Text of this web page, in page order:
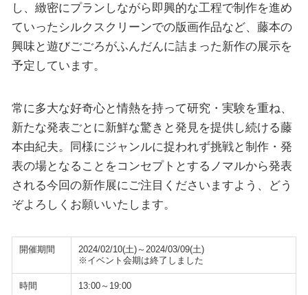
し、緻密にプランしながら即興的な工程で制作を進め
ていったシルクスクリーンでの版画作品など、藤本の
興味と遊びごごろがふんだんに詰まった新作の展示を
予定しています。
常に多大な好奇心と情熱を持って研究・実験を重ね、
新たな発表ごとに新鮮な驚きと発見を提供し続ける藤
本由紀夫。同様にジャンルに捉われず挑戦と制作・発
表の場となることをコンセプトとするノマルから発表
される今回の新作展にご注目くださいますよう、どう
ぞよろしくお願いいたします。
開催期間
2024/02/10(土)～2024/03/09(土)
※イベント会期は終了しました
時間 13:00～19:00